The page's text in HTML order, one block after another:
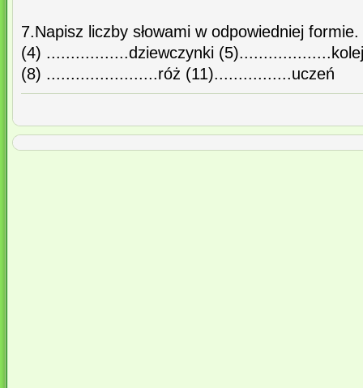
7.Napisz liczby słowami w odpowiedniej formie.
(4) .................dziewczynki
(8) .......................róż (11)................uczeń